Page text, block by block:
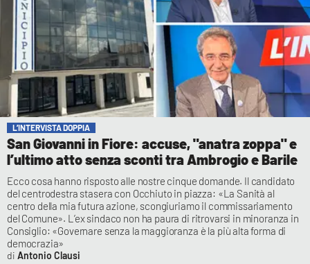
L’INTERVISTA DOPPIA
San Giovanni in Fiore: accuse, "anatra zoppa" e
l’ultimo atto senza sconti tra Ambrogio e Barile
Ecco cosa hanno risposto alle nostre cinque domande. Il candidato
del centrodestra stasera con Occhiuto in piazza: «La Sanità al
centro della mia futura azione, scongiuriamo il commissariamento
del Comune». L’ex sindaco non ha paura di ritrovarsi in minoranza in
Consiglio: «Governare senza la maggioranza è la più alta forma di
democrazia»
Antonio Clausi